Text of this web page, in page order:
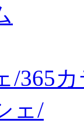
/365
ェ/